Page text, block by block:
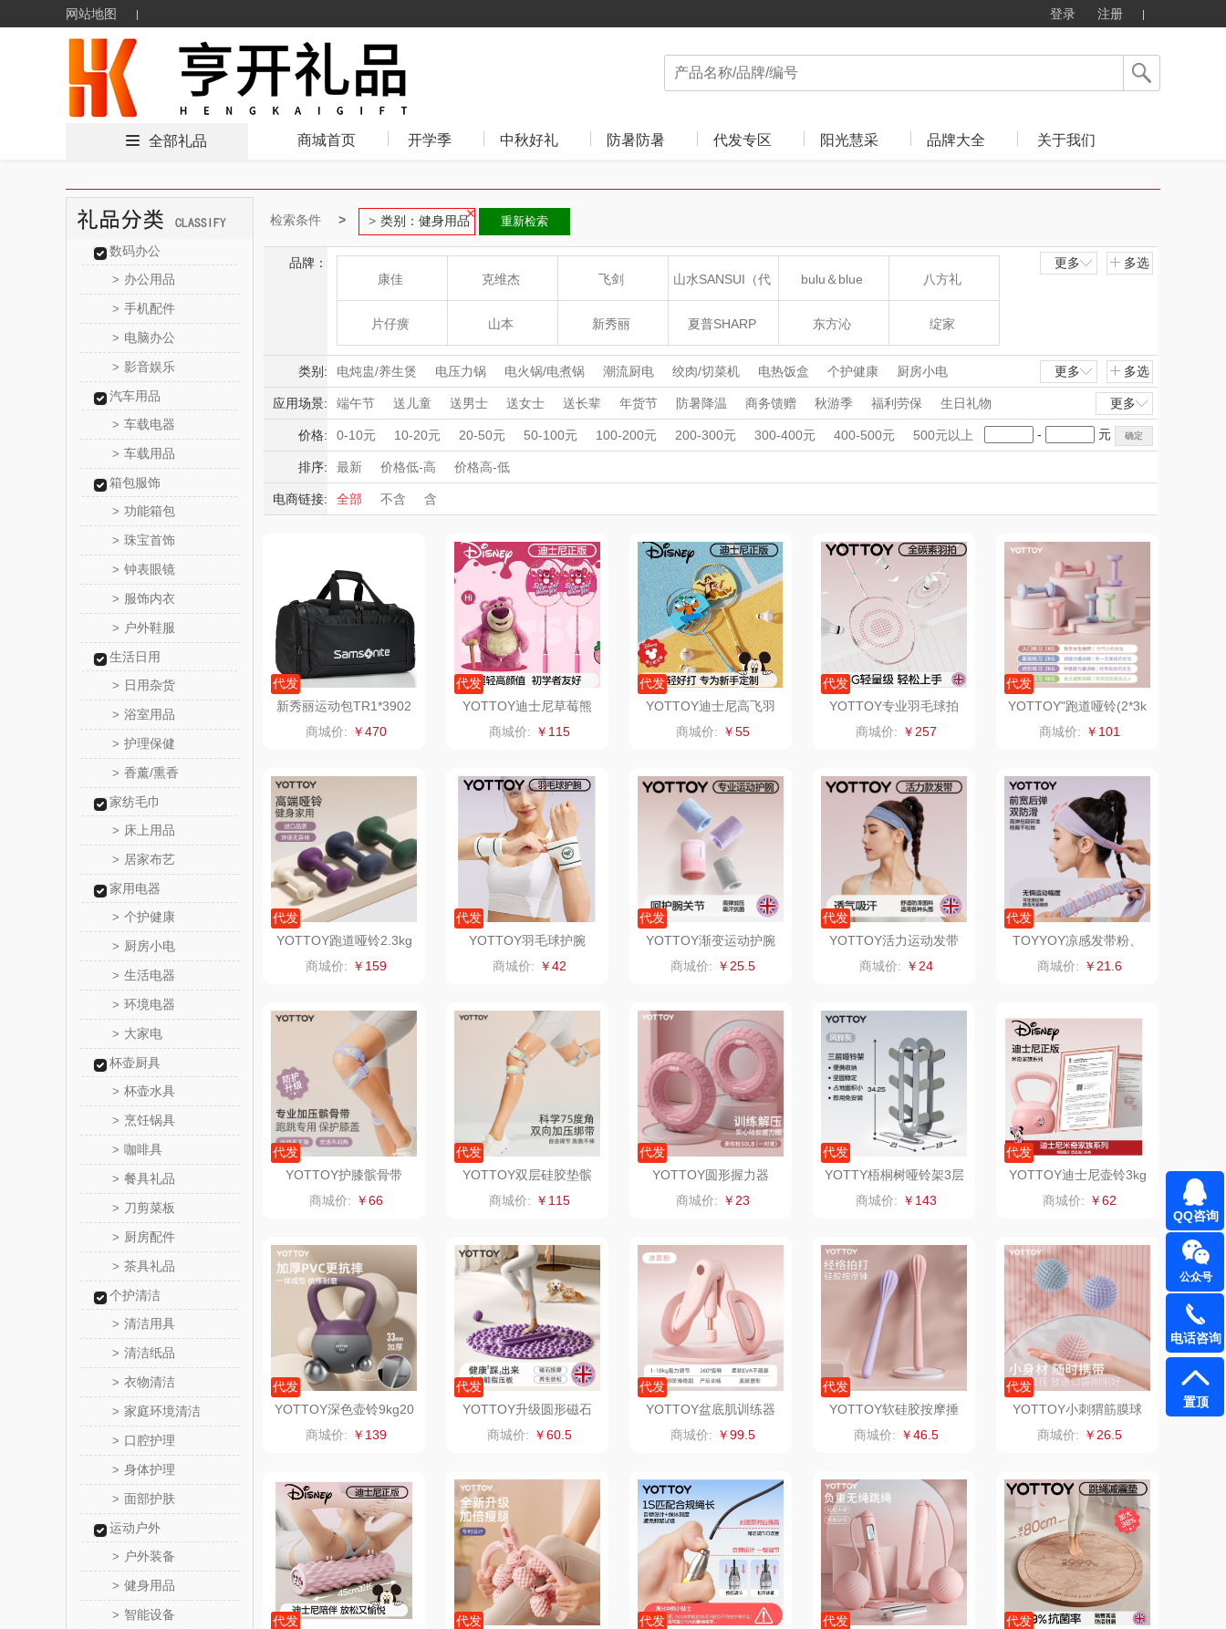
网站地图 登录 注册
全部礼品 商城首页 开学季 中秋好礼 防暑防暑 代发专区 阳光慧采 品牌大全 关于我们
数码办公
> 办公用品
> 手机配件
> 电脑办公
> 影音娱乐
汽车用品
> 车载电器
> 车载用品
箱包服饰
> 功能箱包
> 珠宝首饰
> 钟表眼镜
> 服饰内衣
> 户外鞋服
生活日用
> 日用杂货
> 浴室用品
> 护理保健
> 香薰/熏香
家纺毛巾
> 床上用品
> 居家布艺
家用电器
> 个护健康
> 厨房小电
> 生活电器
> 环境电器
> 大家电
杯壶厨具
> 杯壶水具
> 烹饪锅具
> 咖啡具
> 餐具礼品
> 刀剪菜板
> 厨房配件
> 茶具礼品
个护清洁
> 清洁用具
> 清洁纸品
> 衣物清洁
> 家庭环境清洁
> 口腔护理
> 身体护理
> 面部护肤
运动户外
> 户外装备
> 健身用品
> 智能设备
检索条件 类别：健身用品 重新检索
品牌：
康佳
克维杰 飞剑 山水SANSUI（代
理商）
bulu＆blue 八方礼
片仔癀 山本 新秀丽 夏普SHARP 东方沁 绽家
HOLOHOLO 途柏丽TOBERLIR momo（杯壶） 大嘴猴（杯壶厨具
雨伞）
MOVA 匠心萌宠
YOTTOY 西屋（运动户外） 非一FETANA 乐扣乐扣（家居/ 星巴克（杯壶/包 蔬果园（代理商）
唯宝
罗莱 超柔床品
S
润本（套装） 戴可思 康宁 京意之选
SWISS MILITARY 罗莱超柔床品 奈雪茶院
奈雪的茶 克洛特 竹盐 悦滋木
睿嫣润膏 锐致 安宝笛 爱润丝婷 形象派
花卉诗 小天鹅 康夫 舒蕾（定制款）
马克图布 苏泊尔（代理商） 九阳（代理商） 晒瑞 洛克星球
梵沐 骆驼 漫沃星系
立家 泸溪河桃酥 干饭熊饱饱 汉美驰 梦洁家纺 BTSM
路悠悠 尹谜 德菲摩尔 保宁 荣事达（品牌方）
雅莉格丝 真不二 富安娜（包销款
1）
西屋（小家电） 渝情渝礼
千问 杜邦（餐具类） 洁丽雅（包销款） 云栖桦田 长寿花 奥克斯
小胖爪 有色 无印良品（代理 立时olayks 梦洁
泉尔思 润培 百事（饮具类） 丽耳 三胖蛋
赫兰希 丸美 易路达
朗赫 西屋（风扇类） 汤姆逊 皮尔卡丹（皮具
类）
傲胜OSIM
360 LK 艾美特（代理商） 锡品源 狮峰
康巴赫（锅具类） 海尔
博牌 keep 飞利浦新安怡 伊莱克斯
绿鼻子 乐扣乐扣（箱包杯
壶）
乐美雅（餐具类） 飞利浦（音频类） 珍视明
康恩贝 WENGER/威戈 Alluflon阿路弗仑 爱仕达 悠米UURMI
富安娜（包销款） 双立人 郎氏达 喜临门 禹鸿物予
艾可熊 正负零 七匹狼 朱炳仁铜 高洁丝
更多 多选
类别: 电炖盅/养生煲 电压力锅 电火锅/电煮锅 潮流厨电 绞肉/切菜机 电热饭盒 个护健康
厨房小电
料理机/果汁杯
电烤箱/微波炉 电饼档 养生壶/煮茶器 酸奶机 咖啡机 煮蛋器
电水壶/热水瓶
多功能锅
电饭煲
跳绳 健腹轮 羽毛球 乒乓球 篮球 跑步机/踏步机 拉力器 握力器 俯卧撑架
暖菜板
果蔬清洗机
消毒柜/消毒机 电炒锅 环境电器 大家电 瑜伽装备 厨师机/和面机 封口机 制冰机
更多 多选
应用场景: 端午节 送儿童 送男士 送女士 送长辈 年货节 防暑降温 商务馈赠 秋游季 福利劳保
生日礼物
积分礼品
周年庆礼品 春游踏青 开学季礼品 毕业季礼品 开门红专区 伴手礼盒 会议礼品
国潮文创
暖冬好物
外事出国 入职礼
高端送礼
开业乔迁 乡村振兴 定制案例 珠宝礼品 酒店旅游 高校礼品 女神节 奶企礼品
银行礼品
保险礼品
建材礼品 政企单位 房地产礼品 汽车礼品 进店礼 情人节 七夕节 建党节 圣诞节
教师节
儿童节 中秋节 建军节 护士节 重阳节
更多
价格: 0-10元 10-20元 20-50元 50-100元 100-200元 200-300元 300-400元 400-500元 500元以上 - 元
排序: 最新 价格低-高 价格高-低
电商链接: 全部 不含 含
代发
新秀丽运动包TR1*3902
商城价: ￥470
代发
YOTTOY迪士尼草莓熊
羽毛球拍（复合碳素）
（4U双拍）
商城价: ￥115
代发
YOTTOY迪士尼高飞羽
毛球拍（铁合金）（双
拍）蓝/棕
商城价: ￥55
代发
YOTTOY专业羽毛球拍
极光T9005U全碳素双拍
商城价: ￥257
代发
YOTTOY"跑道哑铃(2*3k
商城价: ￥101
代发
YOTTOY跑道哑铃2.3kg
5磅*2白、深紫、深绿、
深蓝
商城价: ￥159
代发
YOTTOY羽毛球护腕
（对）白颜色、复古绿
商城价: ￥42
代发
YOTTOY渐变运动护腕
（对）粉
商城价: ￥25.5
代发
YOTTOY活力运动发带
紫、粉、灰、黑
商城价: ￥24
代发
TOYYOY凉感发带粉、
紫、黑、蓝
商城价: ￥21.6
代发
YOTTOY护膝髌骨带
（对）粉、灰、紫、黑
商城价: ￥66
代发
YOTTOY双层硅胶垫髌
骨带（对）灰、紫、黑
商城价: ￥115
代发
YOTTOY圆形握力器
粉、蓝、灰
商城价: ￥23
代发
YOTTY梧桐树哑铃架3层
灰、白
商城价: ￥143
代发
YOTTOY迪士尼壶铃3kg
（粉）
商城价: ￥62
代发
YOTTOY深色壶铃9kg20
磅白、深绿、深紫
商城价: ￥139
代发
YOTTOY升级圆形磁石
指压板-55cm紫、蓝、灰
商城价: ￥60.5
代发
YOTTOY盆底肌训练器
粉、白
商城价: ￥99.5
代发
YOTTOY软硅胶按摩捶
粉、蓝、紫
商城价: ￥46.5
代发
YOTTOY小刺猬筋膜球
粉、紫、蓝、绿
商城价: ￥26.5
代发
代发
代发
代发
代发
QQ咨询
公众号
电话咨询
置顶